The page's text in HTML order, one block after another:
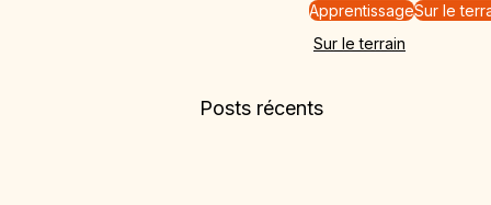
ApprentissageSur le
Sur le terrain
Posts récents